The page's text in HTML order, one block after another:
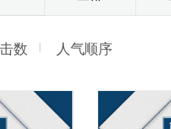
数 人气顺序